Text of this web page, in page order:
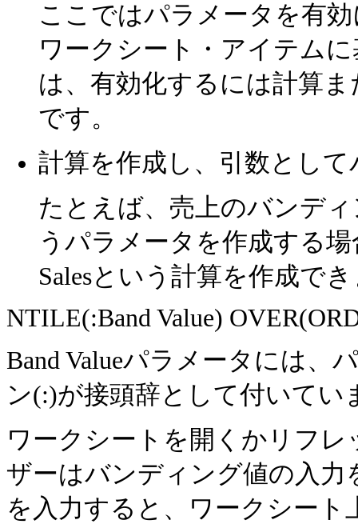
ここではパラメータを有
ワークシート・アイテム
は、有効化するには計算
です。
計算を作成し、引数とし
たとえば、売上のバンディ
うパラメータを作成する
Salesという計算を作成で
NTILE(:Band Value)
Band Valueパラメータには、
ン(:)が接頭辞として付いてい
ワークシートを開くかリフ
ザーはバンディング値の入
を入力すると、ワークシート